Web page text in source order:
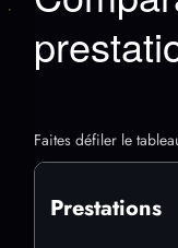
Faites défiler le
Prestations